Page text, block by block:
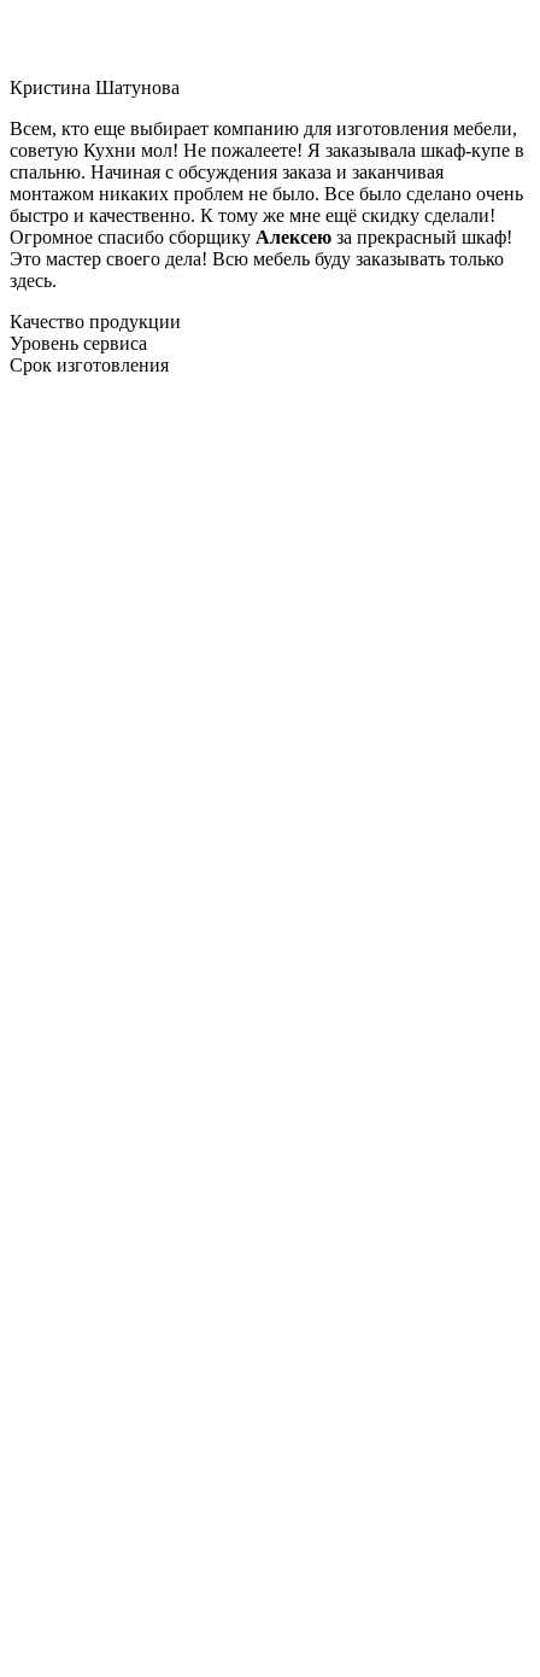
Кристина Шатунова
Всем, кто еще выбирает компанию для изготовления мебели,
советую Кухни мол! Не пожалеете! Я заказывала шкаф-купе в
спальню. Начиная с обсуждения заказа и заканчивая
монтажом никаких проблем не было. Все было сделано очень
быстро и качественно. К тому же мне ещё скидку сделали!
Огромное спасибо сборщику Алексею за прекрасный шкаф!
Это мастер своего дела! Всю мебель буду заказывать только
здесь.
Качество продукции
Уровень сервиса
Срок изготовления